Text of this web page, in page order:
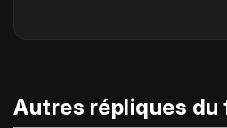
Autres répliques du